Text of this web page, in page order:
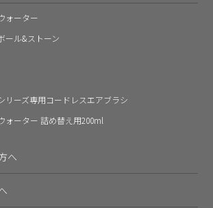
ォーター
ール&ストーン
リーズ専用コードレスエアブラシ
ォーター 詰め替え用200ml
へ